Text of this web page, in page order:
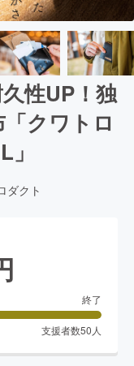
性UP！独
クワトロ
ダクト
終了
支援者数50 人